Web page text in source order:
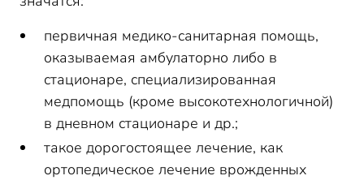
первичная медико-санитарная помощь,
оказываемая амбулаторно либо в
стационаре, специализированная
медпомощь (кроме высокотехнологичной)
в дневном стационаре и др.;
такое дорогостоящее лечение, как
ортопедическое лечение врожденных